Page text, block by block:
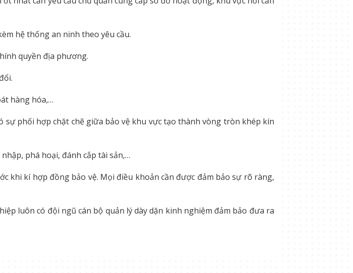
hệ thống an ninh theo yêu cầu.
quyền địa phương.
hàng hóa,…
sự phối hợp chặt chẽ giữa bảo vệ khu vực tạo thành vòng tròn khép kín
phá hoại, đánh cắp tài sản,…
khi kí hợp đồng bảo vệ. Mọi điều khoản cần được đảm bảo sự rõ ràng,
luôn có đội ngũ cán bộ quản lý dày dặn kinh nghiệm đảm bảo đưa ra